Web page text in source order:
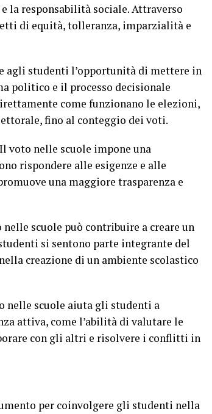
responsabilità sociale. Attraverso
di equità, tolleranza, imparzialità e
agli studenti l’opportunità di mettere in
politico e il processo decisionale
come funzionano le elezioni,
fino al conteggio dei voti.
voto nelle scuole impone una
rispondere alle esigenze e alle
una maggiore trasparenza e
scuole può contribuire a creare un
si sentono parte integrante del
creazione di un ambiente scolastico
nelle scuole aiuta gli studenti a
attiva, come l’abilità di valutare le
con gli altri e risolvere i conflitti in
per coinvolgere gli studenti nella